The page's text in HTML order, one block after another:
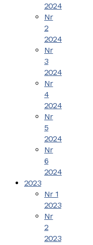
2024
Nr
2
2024
Nr
3
2024
Nr
4
2024
Nr
5
2024
Nr
6
2024
2023
Nr 1
2023
Nr
2
2023